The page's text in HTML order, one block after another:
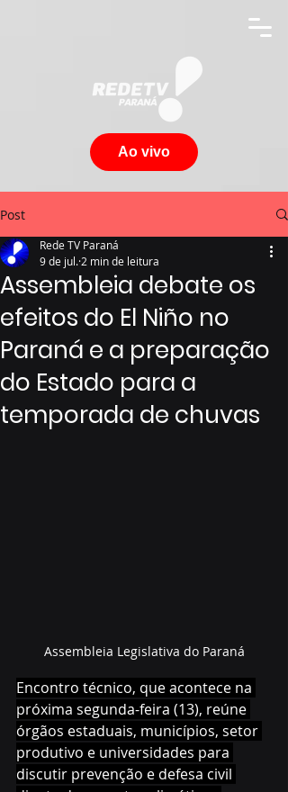
Ao vivo
Post
Assembleia debate os
efeitos do El Niño no
Paraná e a preparação
do Estado para a
temporada de chuvas
Rede TV Paraná
9 de jul. 2 min de leitura
Assembleia Legislativa do Paraná
Encontro técnico, que acontece na
próxima segunda-feira (13), reúne
órgãos estaduais, municípios, setor
produtivo e universidades para
discutir prevenção e defesa civil